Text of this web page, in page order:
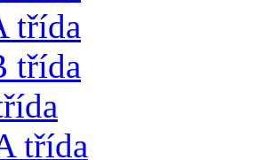
třída
třída
třída